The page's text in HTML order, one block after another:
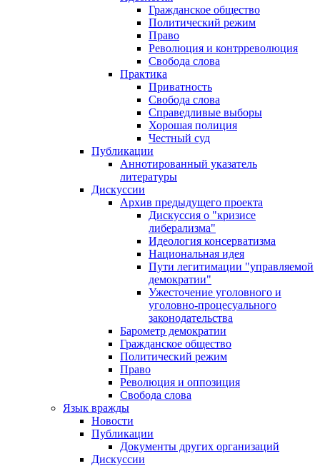
Гражданское общество
Политический режим
Право
Революция и контрреволюция
Свобода слова
Практика
Приватность
Свобода слова
Справедливые выборы
Хорошая полиция
Честный суд
Публикации
Аннотированный указатель
литературы
Дискуссии
Архив предыдущего проекта
Дискуссия о "кризисе
либерализма"
Идеология консерватизма
Национальная идея
Пути легитимации "управляемой
демократии"
Ужесточение уголовного и
уголовно-процесуального
законодательства
Барометр демократии
Гражданское общество
Политический режим
Право
Революция и оппозиция
Свобода слова
Язык вражды
Новости
Публикации
Документы других организаций
Дискуссии